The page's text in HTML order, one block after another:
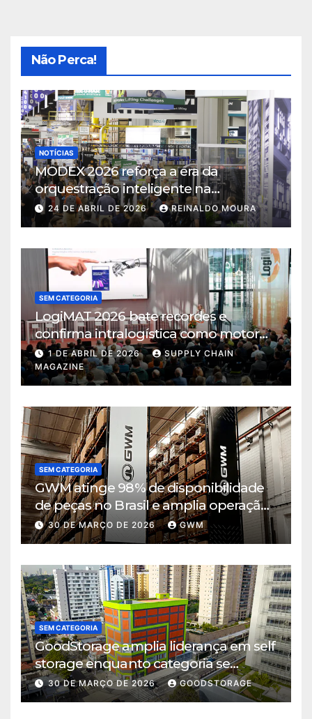
Não Perca!
NOTÍCIAS
MODEX 2026 reforça a era da
orquestração inteligente na
intralogística
24 DE ABRIL DE 2026 REINALDO MOURA
SEM CATEGORIA
LogiMAT 2026 bate recordes e
confirma intralogística como motor
de decisão em tempos de incerteza
1 DE ABRIL DE 2026
SUPPLY CHAIN
MAGAZINE
SEM CATEGORIA
GWM atinge 98% de disponibilidade
de peças no Brasil e amplia operação
logística em Cajamar
30 DE MARÇO DE 2026 GWM
SEM CATEGORIA
GoodStorage amplia liderança em self
storage enquanto categoria se
consolida em São Paulo
30 DE MARÇO DE 2026 GOODSTORAGE